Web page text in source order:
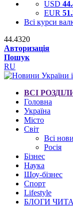
USD
EUR
Всі курси
44.4320
Авторизація
Пошук
RU
ВСІ
Головна
Україна
Місто
Світ
Всі
Росія
Бізнес
Наука
Шоу-бізнес
Спорт
Lifestyle
БЛОГИ